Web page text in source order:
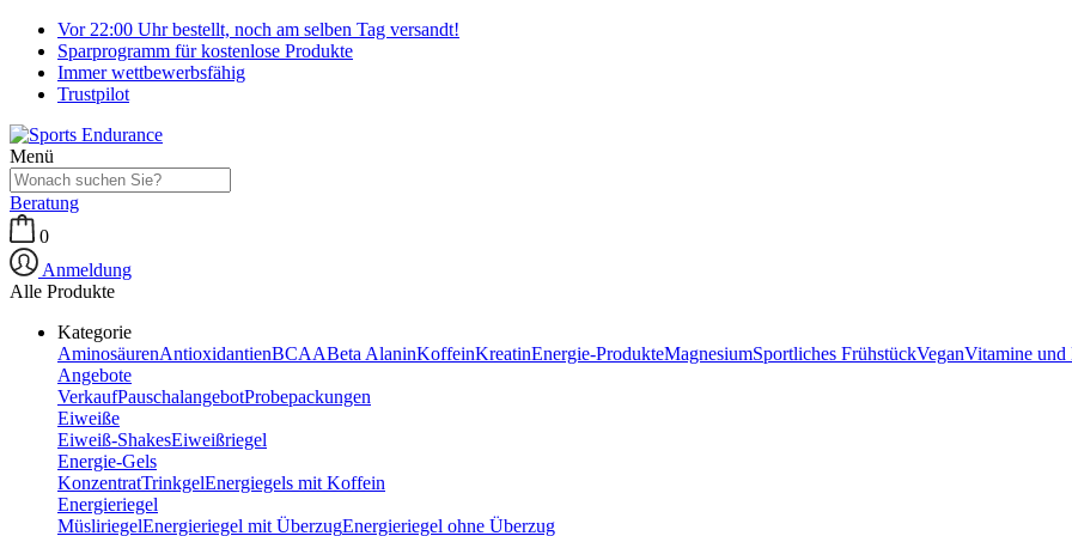
Vor 22:00 Uhr bestellt, noch am selben Tag versandt!
Sparprogramm für kostenlose Produkte
Immer wettbewerbsfähig
Trustpilot
Menü
Beratung
0
Anmeldung
Alle Produkte
Kategorie
AminosäurenAntioxidantienBCAABeta AlaninKoffeinKreatinEnergie-ProdukteMagnesiumSportliches FrühstückVeganVitamine und
Angebote
VerkaufPauschalangebotProbepackungen
Eiweiße
Eiweiß-ShakesEiweißriegel
Energie-Gels
KonzentratTrinkgelEnergiegels mit Koffein
Energieriegel
MüsliriegelEnergieriegel mit ÜberzugEnergieriegel ohne Überzug